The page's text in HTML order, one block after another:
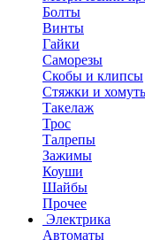
Болты
Винты
Гайки
Саморезы
Скобы и клипсы
Стяжки и
Такелаж
Трос
Талрепы
Зажимы
Коуши
Шайбы
Прочее
Электрика
Автоматы